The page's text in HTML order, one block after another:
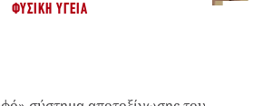
ΦΥΣΙΚΉ ΥΓΕΊΑ